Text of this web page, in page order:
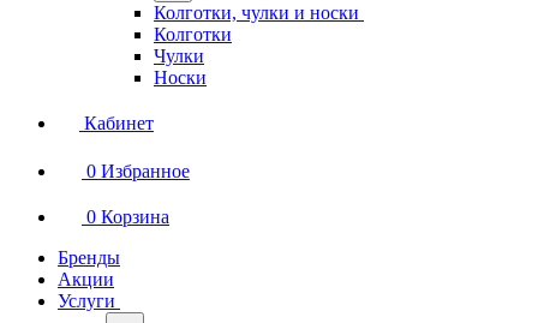
Колготки, чулки и носки
Колготки
Чулки
Носки
Кабинет
0 Избранное
0 Корзина
Бренды
Акции
Услуги